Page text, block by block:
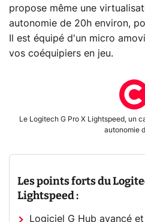
propose même une
autonomie de 20h environ,
Il est équipé d'un micro
vos coéquipiers en jeu.
Le Logitech G Pro X Lightspeed, un
autonomie
Les points forts du
Lightspeed :
Logiciel G Hub avancé